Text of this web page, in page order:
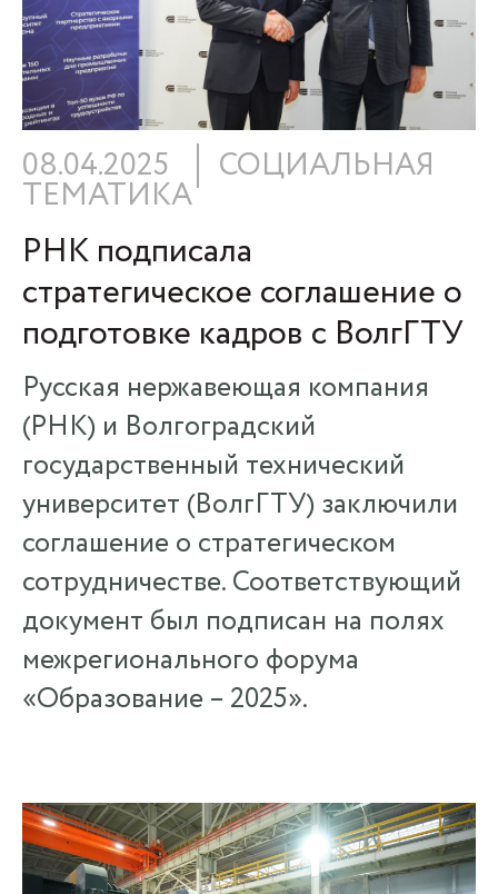
08.04.2025 СОЦИАЛЬНАЯ
ТЕМАТИКА
РНК подписала
стратегическое соглашение о
подготовке кадров с ВолгГТУ
Русская нержавеющая компания
(РНК) и Волгоградский
государственный технический
университет (ВолгГТУ) заключили
соглашение о стратегическом
сотрудничестве. Соответствующий
документ был подписан на полях
межрегионального форума
«Образование – 2025».